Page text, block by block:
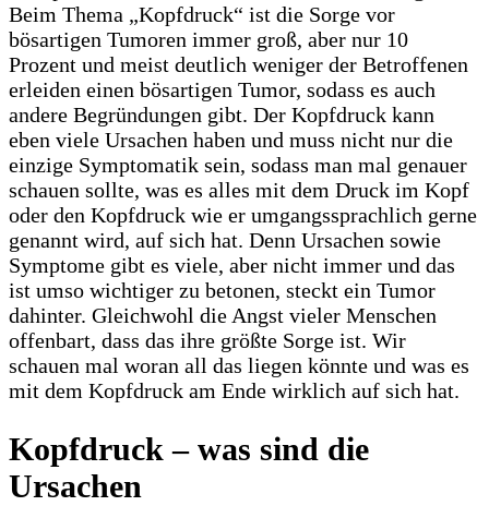
Beim Thema „Kopfdruck“ ist die Sorge vor
bösartigen Tumoren immer groß, aber nur 10
Prozent und meist deutlich weniger der Betroffenen
erleiden einen bösartigen Tumor, sodass es auch
andere Begründungen gibt. Der Kopfdruck kann
eben viele Ursachen haben und muss nicht nur die
einzige Symptomatik sein, sodass man mal genauer
schauen sollte, was es alles mit dem Druck im Kopf
oder den Kopfdruck wie er umgangssprachlich gerne
genannt wird, auf sich hat. Denn Ursachen sowie
Symptome gibt es viele, aber nicht immer und das
ist umso wichtiger zu betonen, steckt ein Tumor
dahinter. Gleichwohl die Angst vieler Menschen
offenbart, dass das ihre größte Sorge ist. Wir
schauen mal woran all das liegen könnte und was es
mit dem Kopfdruck am Ende wirklich auf sich hat.
Kopfdruck – was sind die
Ursachen